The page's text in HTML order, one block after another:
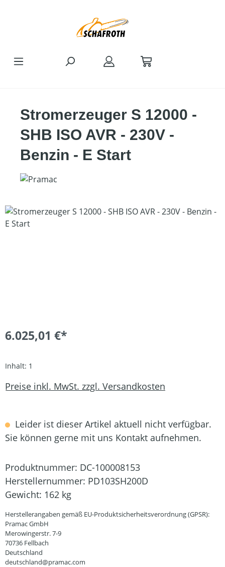
Stromerzeuger S 12000 -
SHB ISO AVR - 230V -
Benzin - E Start
Bildergalerie überspringen
6.025,01 €*
Inhalt: 1
Preise inkl. MwSt. zzgl. Versandkosten
Leider ist dieser Artikel aktuell nicht verfügbar.
Sie können gerne mit uns Kontakt aufnehmen.
Produktnummer: DC-100008153
Herstellernummer: PD103SH200D
Gewicht: 162 kg
Herstellerangaben gemäß EU-Produktsicherheitsverordnung (GPSR):
Pramac GmbH
Merowingerstr. 7-9
70736 Fellbach
Deutschland
deutschland@pramac.com